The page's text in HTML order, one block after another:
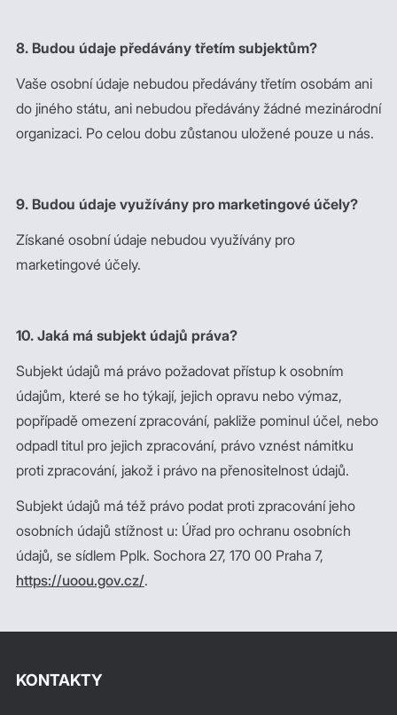
8. Budou údaje předávány třetím subjektům?
Vaše osobní údaje nebudou předávány třetím osobám ani
do jiného státu, ani nebudou předávány žádné mezinárodní
organizaci. Po celou dobu zůstanou uložené pouze u nás.
9. Budou údaje využívány pro marketingové účely?
Získané osobní údaje nebudou využívány pro
marketingové účely.
10. Jaká má subjekt údajů práva?
Subjekt údajů má právo požadovat přístup k osobním
údajům, které se ho týkají, jejich opravu nebo výmaz,
popřípadě omezení zpracování, pakliže pominul účel, nebo
odpadl titul pro jejich zpracování, právo vznést námitku
proti zpracování, jakož i právo na přenositelnost údajů.
Subjekt údajů má též právo podat proti zpracování jeho
osobních údajů stížnost u: Úřad pro ochranu osobních
údajů, se sídlem Pplk. Sochora 27, 170 00 Praha 7,
https://uoou.gov.cz/.
KONTAKTY